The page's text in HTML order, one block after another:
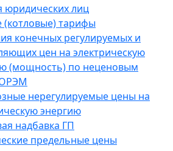
юридических лиц
(котловые) тарифы
конечных регулируемых и
цен на электрическую
(мощность) по неценовым
нерегулируемые цены на
энергию
надбавка ГП
предельные цены